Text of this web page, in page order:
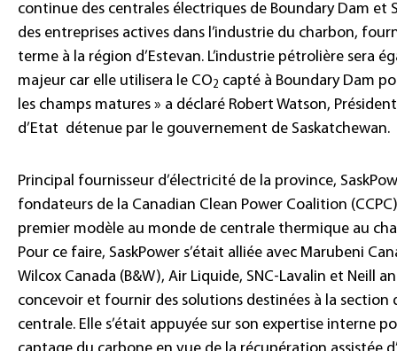
continue des centrales électriques de Boundary Dam et
des entreprises actives dans l’industrie du charbon,
terme à la région d’Estevan. L’industrie pétrolière sera
majeur car elle utilisera le CO2 capté à Boundary Dam
les champs matures » a déclaré Robert Watson,
d’Etat détenue par le gouvernement de Saskatchewan.
Principal fournisseur d’électricité de la province,
fondateurs de la Canadian Clean Power Coalition
premier modèle au monde de centrale thermique au
Pour ce faire, SaskPower s’était alliée avec Marubeni
Wilcox Canada (B&W), Air Liquide, SNC-Lavalin et Neill
concevoir et fournir des solutions destinées à la section
centrale. Elle s’était appuyée sur son expertise interne